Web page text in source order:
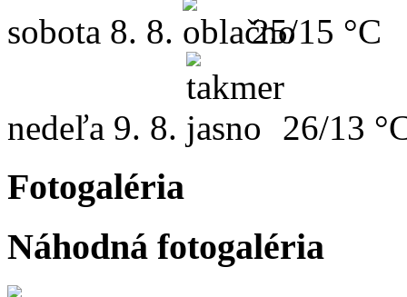
sobota 8. 8. 25/15 °C
nedeľa 9. 8. 26/13
Fotogaléria
Náhodná fotogaléria